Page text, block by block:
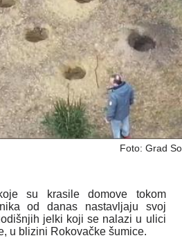
Foto: Grad
su krasile domove tokom
od danas nastavljaju svoj
jelki koji se nalazi u ulici
u blizini Rokovačke šumice.